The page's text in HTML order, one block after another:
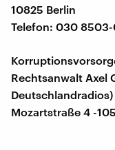
10825 Berlin
Telefon: 030
Rechtsanwalt Axel
Deutschlandradios)
Mozartstraße 4 -